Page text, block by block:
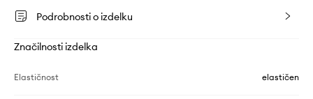
Podrobnosti o izdelku
Značilnosti izdelka
Elastičnost elastičen